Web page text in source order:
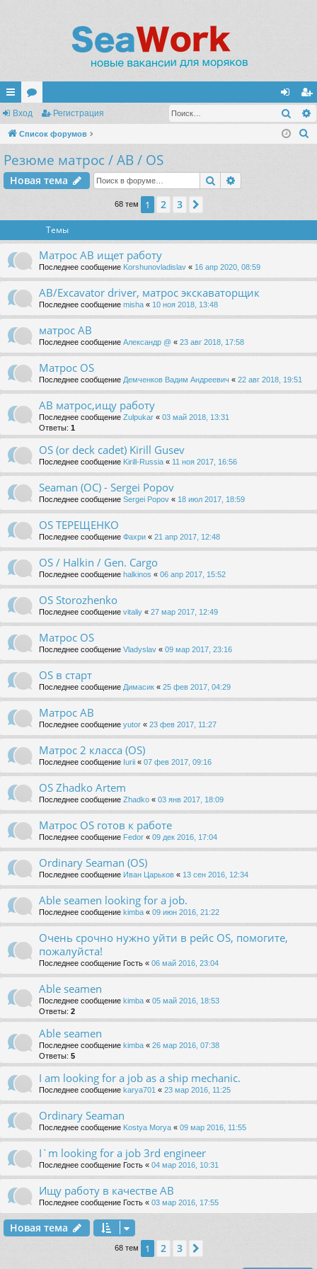
с
ы
лк
ор
ум
ы
хо
д
ег
ис
Вход Регистрация
Список форумов
Резюме матрос / AB / OS
Новая тема Поиск
68 тем 1 2 3
Темы
Матрос АВ ищет работу
Последнее сообщение Korshunovladislav « 16 апр 2020, 08:59
AB/Excavator driver, матрос экскаваторщик
Последнее сообщение misha « 10 ноя 2018, 13:48
матрос АВ
Последнее сообщение Александр @ « 23 авг 2018, 17:58
Матрос OS
Последнее сообщение Демченков Вадим Андреевич « 22 авг 2018, 19:51
AB матрос,ищу работу
Последнее сообщение Zulpukar « 03 май 2018, 13:31
Ответы: 1
OS (or deck cadet) Kirill Gusev
Последнее сообщение Kirill-Russia « 11 ноя 2017, 16:56
Seaman (OC) - Sergei Popov
Последнее сообщение Sergei Popov « 18 июл 2017, 18:59
OS ТЕРЕЩЕНКО
Последнее сообщение Фахри « 21 апр 2017, 12:48
OS / Halkin / Gen. Cargo
Последнее сообщение halkinos « 06 апр 2017, 15:52
OS Storozhenko
Последнее сообщение vitaliy « 27 мар 2017, 12:49
Матрос OS
Последнее сообщение Vladyslav « 09 мар 2017, 23:16
OS в старт
Последнее сообщение Димасик « 25 фев 2017, 04:29
Матрос АВ
Последнее сообщение yutor « 23 фев 2017, 11:27
Матрос 2 класса (OS)
Последнее сообщение Iurii « 07 фев 2017, 09:16
OS Zhadko Artem
Последнее сообщение Zhadko « 03 янв 2017, 18:09
Матрос OS готов к работе
Последнее сообщение Fedor « 09 дек 2016, 17:04
Ordinary Seaman (OS)
Последнее сообщение Иван Царьков « 13 сен 2016, 12:34
Able seamen looking for a job.
Последнее сообщение kimba « 09 июн 2016, 21:22
Очень срочно нужно уйти в рейс OS, помогите,
пожалуйста!
Последнее сообщение Гость « 06 май 2016, 23:04
Able seamen
Последнее сообщение kimba « 05 май 2016, 18:53
Ответы: 2
Able seamen
Последнее сообщение kimba « 26 мар 2016, 07:38
Ответы: 5
I am looking for a job as a ship mechanic.
Последнее сообщение karya701 « 23 мар 2016, 11:25
Ordinary Seaman
Последнее сообщение Kostya Morya « 09 мар 2016, 11:55
I`m looking for a job 3rd engineer
Последнее сообщение Гость « 04 мар 2016, 10:31
Ищу работу в качестве AB
Последнее сообщение Гость « 03 мар 2016, 17:55
Новая тема
68 тем 1 2 3